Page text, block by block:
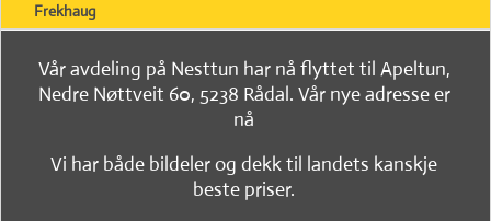
Frekhaug
Vår avdeling på Nesttun har nå flyttet til Apeltun,
Nedre Nøttveit 60, 5238 Rådal. Vår nye adresse er
nå
Vi har både bildeler og dekk til landets kanskje
beste priser.